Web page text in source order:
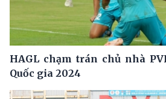
HAGL chạm trán chủ nhà
Quốc gia 2024